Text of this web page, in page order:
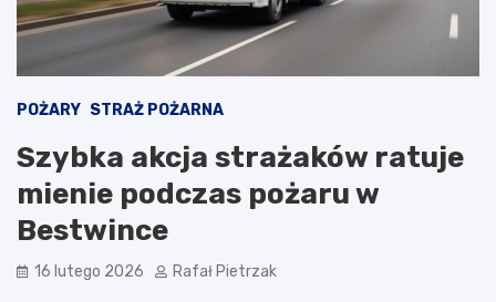
POŻARY STRAŻ POŻARNA
Szybka akcja strażaków ratuje
mienie podczas pożaru w
Bestwince
16 lutego 2026 Rafał Pietrzak